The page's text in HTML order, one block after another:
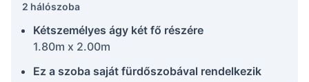
2 hálószoba
Kétszemélyes ágy két fő részére
1.80m x 2.00m
Ez a szoba saját fürdőszobával rendelkezik